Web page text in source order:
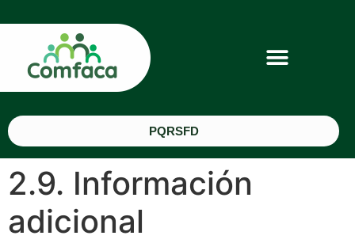
PQRSFD
2.9. Información
adicional